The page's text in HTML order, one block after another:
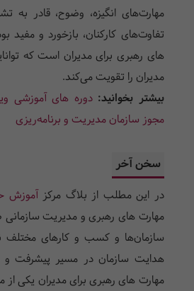
مهارت‌های انگیزه، وضوح، قادر
تفاوت‌های کارکنان، بازخورد و مفید
های رهبری برای مدیران است که
مدیران را تقویت می‌کند.
بیشتر بخوانید: دوره های آموزشی
مجوز سازمان مدیریت و برنامه‌ریزی
سخن آخر
در این مطلب از بلاگ مرکزآموزش
مهارت های رهبری و مدیریت
سازمان‌ها و کسب و کارهای
هدایت سازمان در مسیر پیشرفت و
مهارت های رهبری برای مدیران یکی از